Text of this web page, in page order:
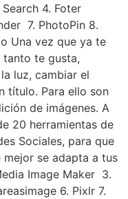
4. Foter
7. PhotoPin 8.
Una vez que ya te
tanto te gusta,
luz, cambiar el
título. Para ello son
de imágenes. A
20 herramientas de
Sociales, para que
mejor se adapta a tus
Image Maker 3.
6. Pixlr 7.